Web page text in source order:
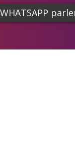
WHATSAPP